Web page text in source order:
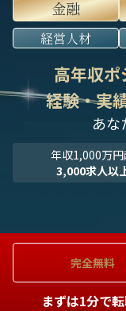
金融
経営人材
高年収
経験・実
あな
年収1,000万円
3,000求人以
完全無料
まずは1分で